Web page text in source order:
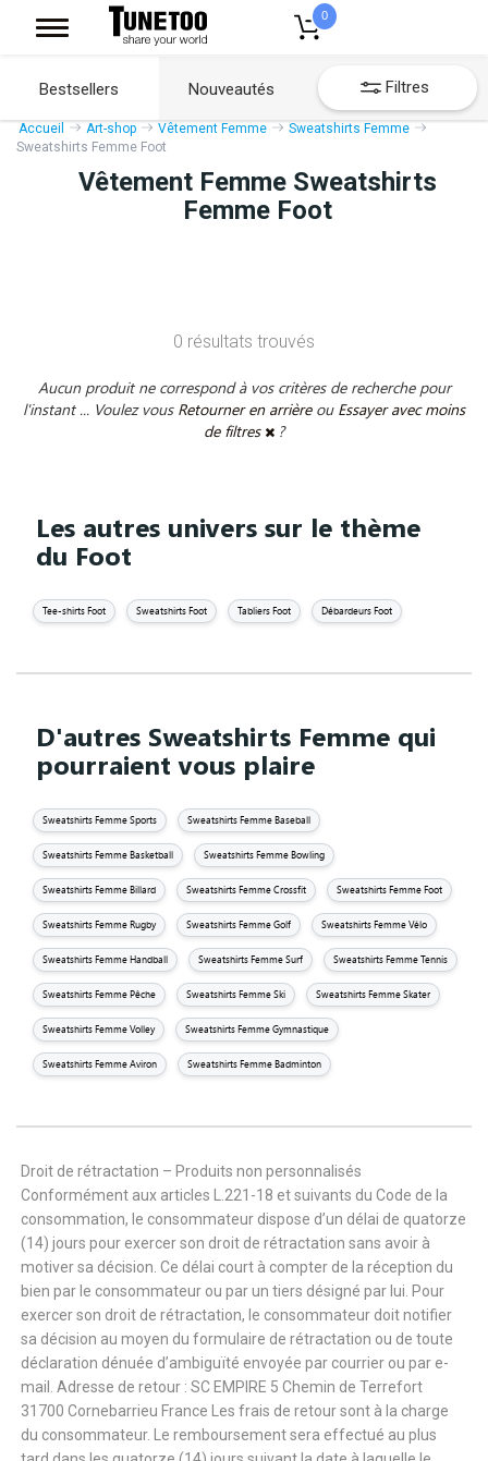
0
Bestsellers Nouveautés Filtres
Accueil Art-shop Vêtement Femme
Sweatshirts Femme
Sweatshirts Femme Foot
Vêtement Femme Sweatshirts
Femme Foot
0 résultats trouvés
Aucun produit ne correspond à vos critères de recherche pour
l'instant ... Voulez vous Retourner en arrière ou Essayer avec moins
de filtres
?
Les autres univers sur le thème
du Foot
Tee-shirts Foot Sweatshirts Foot Tabliers Foot Débardeurs Foot
D'autres Sweatshirts Femme qui
pourraient vous plaire
Sweatshirts Femme Sports Sweatshirts Femme Baseball
Sweatshirts Femme Basketball Sweatshirts Femme Bowling
Sweatshirts Femme Billard Sweatshirts Femme Crossfit Sweatshirts Femme Foot
Sweatshirts Femme Rugby Sweatshirts Femme Golf Sweatshirts Femme Vélo
Sweatshirts Femme Handball Sweatshirts Femme Surf Sweatshirts Femme Tennis
Sweatshirts Femme Pêche Sweatshirts Femme Ski Sweatshirts Femme Skater
Sweatshirts Femme Volley Sweatshirts Femme Gymnastique
Sweatshirts Femme Aviron Sweatshirts Femme Badminton
Droit de rétractation – Produits non personnalisés
Conformément aux articles L.221-18 et suivants du Code de la
consommation, le consommateur dispose d’un délai de quatorze
(14) jours pour exercer son droit de rétractation sans avoir à
motiver sa décision. Ce délai court à compter de la réception du
bien par le consommateur ou par un tiers désigné par lui. Pour
exercer son droit de rétractation, le consommateur doit notifier
sa décision au moyen du formulaire de rétractation ou de toute
déclaration dénuée d’ambiguïté envoyée par courrier ou par e-
mail. Adresse de retour : SC EMPIRE 5 Chemin de Terrefort
31700 Cornebarrieu France Les frais de retour sont à la charge
du consommateur. Le remboursement sera effectué au plus